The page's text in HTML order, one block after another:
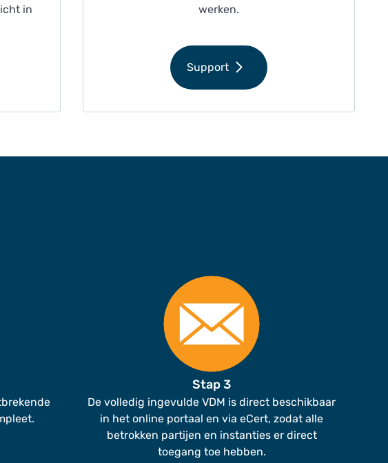
in
werken.
Support
Stap 3
De volledig ingevulde VDM is direct beschikbaar
in het online portaal en via eCert, zodat alle
betrokken partijen en instanties er direct
toegang toe hebben.